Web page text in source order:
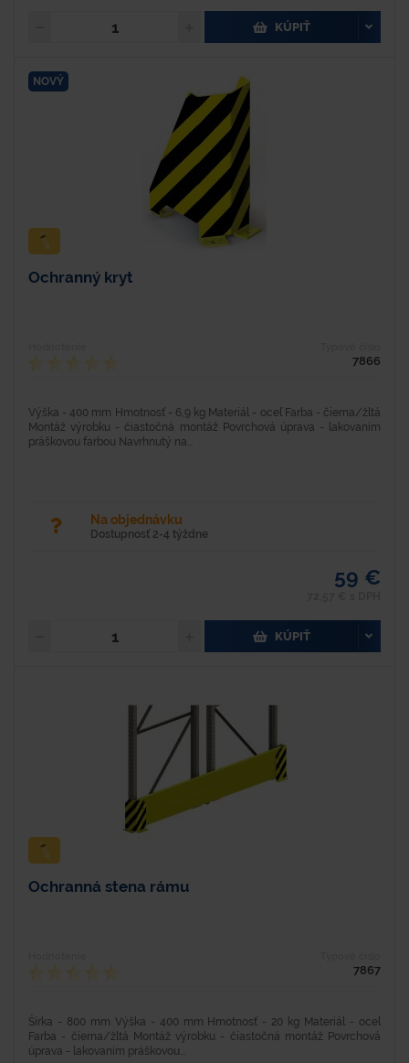
KÚPIŤ
NOVÝ
Ochranný kryt
7866
Výška - 400 mm Hmotnosť - 6,9 kg Materiál - oceľ Farba - čierna/žltá
Montáž výrobku - čiastočná montáž Povrchová úprava - lakovaním
práškovou farbou Navrhnutý na...
Na objednávku
Dostupnosť 2-4 týždne
59 €
KÚPIŤ
Ochranná stena rámu
7867
Šírka - 800 mm Výška - 400 mm Hmotnosť - 20 kg Materiál - oceľ
Farba - čierna/žltá Montáž výrobku - čiastočná montáž Povrchová
úprava - lakovaním práškovou...